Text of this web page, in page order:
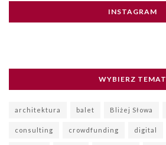
INSTAGRAM
WYBIERZ TEMAT
architektura balet Bliżej Słowa
consulting crowdfunding digital